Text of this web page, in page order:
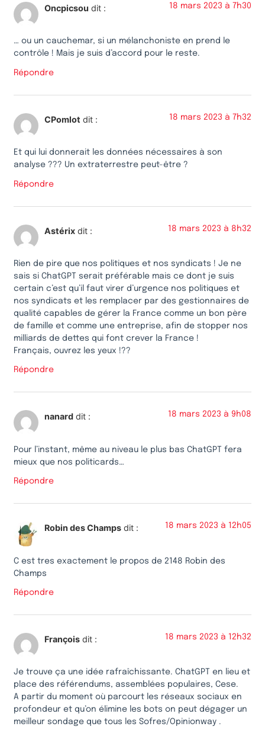
Oncpicsou dit : 18 mars 2023 à 7h30
… ou un cauchemar, si un mélanchoniste en prend le
contrôle ! Mais je suis d’accord pour le reste.
Répondre
CPomlot dit : 18 mars 2023 à 7h32
Et qui lui donnerait les données nécessaires à son
analyse ??? Un extraterrestre peut-être ?
Répondre
Astérix dit : 18 mars 2023 à 8h32
Rien de pire que nos politiques et nos syndicats ! Je ne
sais si ChatGPT serait préférable mais ce dont je suis
certain c’est qu’il faut virer d’urgence nos politiques et
nos syndicats et les remplacer par des gestionnaires de
qualité capables de gérer la France comme un bon père
de famille et comme une entreprise, afin de stopper nos
milliards de dettes qui font crever la France !
Français, ouvrez les yeux !??
Répondre
nanard dit : 18 mars 2023 à 9h08
Pour l’instant, même au niveau le plus bas ChatGPT fera
mieux que nos politicards…
Répondre
Robin des Champs dit : 18 mars 2023 à 12h05
C est tres exactement le propos de 2148 Robin des
Champs
Répondre
François dit : 18 mars 2023 à 12h32
Je trouve ça une idée rafraîchissante. ChatGPT en lieu et
place des référendums, assemblées populaires, Cese.
A partir du moment où parcourt les réseaux sociaux en
profondeur et qu’on élimine les bots on peut dégager un
meilleur sondage que tous les Sofres/Opinionway .